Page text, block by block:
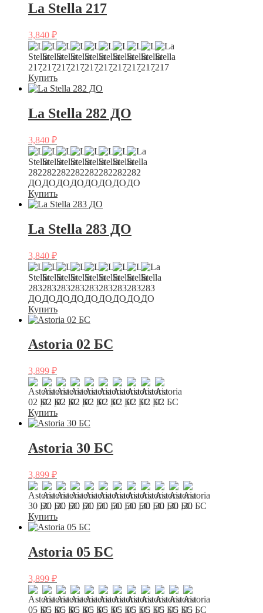
La Stella 217
3,840 ₽
Купить
La Stella 282 ДО
3,840 ₽
Купить
La Stella 283 ДО
3,840 ₽
Купить
Astoria 02 БС
3,899 ₽
Купить
Astoria 30 БС
3,899 ₽
Купить
Astoria 05 БС
3,899 ₽